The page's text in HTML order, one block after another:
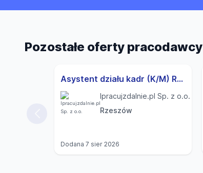
Pozostałe oferty pracodawcy
Asystent działu kadr (K/M) Rzeszów
Ipracujzdalnie.pl Sp. z o.o.
Rzeszów
Dodana 7 sier 2026